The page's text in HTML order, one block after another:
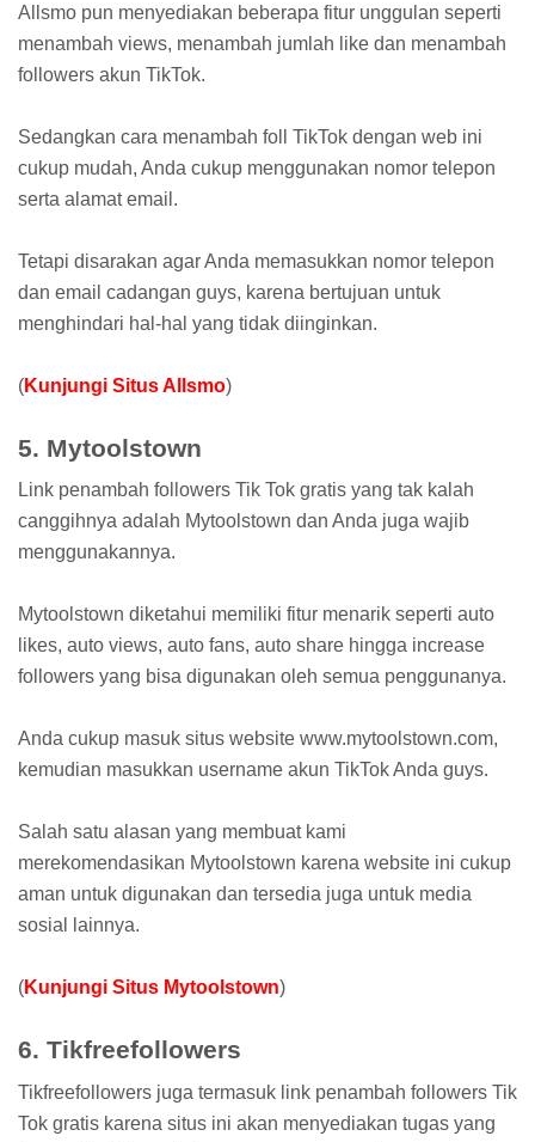
Allsmo pun menyediakan beberapa fitur unggulan seperti
menambah views, menambah jumlah like dan menambah
followers akun TikTok.
Sedangkan cara menambah foll TikTok dengan web ini
cukup mudah, Anda cukup menggunakan nomor telepon
serta alamat email.
Tetapi disarakan agar Anda memasukkan nomor telepon
dan email cadangan guys, karena bertujuan untuk
menghindari hal-hal yang tidak diinginkan.
(Kunjungi Situs Allsmo)
5. Mytoolstown
Link penambah followers Tik Tok gratis yang tak kalah
canggihnya adalah Mytoolstown dan Anda juga wajib
menggunakannya.
Mytoolstown diketahui memiliki fitur menarik seperti auto
likes, auto views, auto fans, auto share hingga increase
followers yang bisa digunakan oleh semua penggunanya.
Anda cukup masuk situs website www.mytoolstown.com,
kemudian masukkan username akun TikTok Anda guys.
Salah satu alasan yang membuat kami
merekomendasikan Mytoolstown karena website ini cukup
aman untuk digunakan dan tersedia juga untuk media
sosial lainnya.
(Kunjungi Situs Mytoolstown)
6. Tikfreefollowers
Tikfreefollowers juga termasuk link penambah followers Tik
Tok gratis karena situs ini akan menyediakan tugas yang